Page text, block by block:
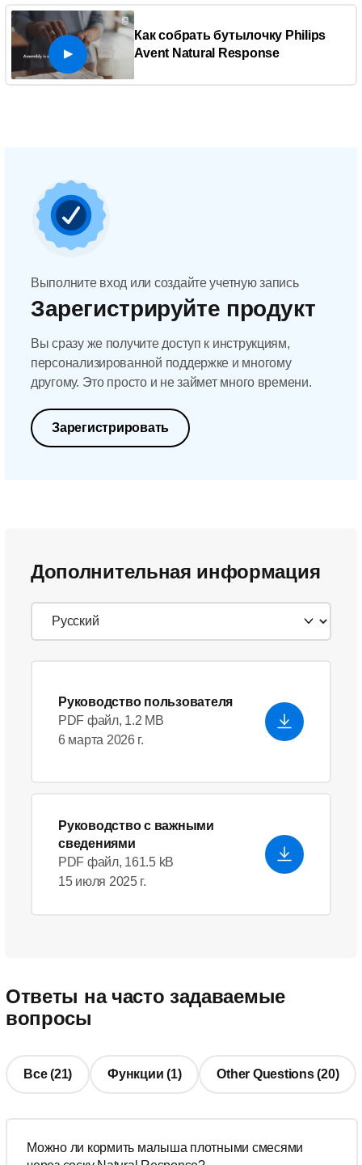
Как собрать бутылочку Philips
Avent Natural Response
Выполните вход или создайте учетную запись
Зарегистрируйте продукт
Вы сразу же получите доступ к инструкциям,
персонализированной поддержке и многому
другому. Это просто и не займет много времени.
Зарегистрировать
Дополнительная информация
Руководство пользователя
PDF файл, 1.2 MB
6 марта 2026 г.
Руководство с важными
сведениями
PDF файл, 161.5 kB
15 июля 2025 г.
Ответы на часто задаваемые
вопросы
Все (21) Функции (1) Other Questions (20)
Можно ли кормить малыша плотными смесями